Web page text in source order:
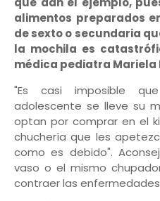
alimentos preparados
de sexto o secundaria
la mochila es
médica pediatra Mariela
"Es casi imposible
adolescente se lleve su
optan por comprar en el
chuchería que les
como es debido".
vaso o el mismo
contraer las enfermedades